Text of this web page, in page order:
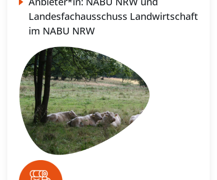
Landesfachausschuss Landwirtschaft
im NABU NRW